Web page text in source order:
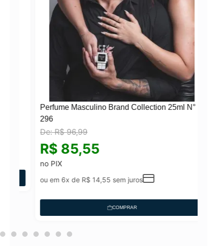
Perfume Masculino Brand Collection 25ml N°
De:R$96,99
R$85,55
no PIX
ou em 6x deR$14,55sem juros
COMPRAR